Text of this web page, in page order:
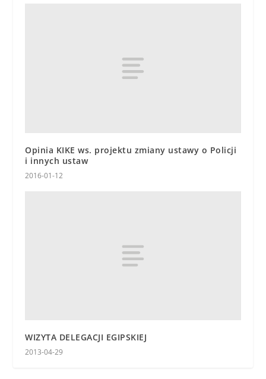
Opinia KIKE ws. projektu zmiany ustawy o Policji
i innych ustaw
2016-01-12
WIZYTA DELEGACJI EGIPSKIEJ
2013-04-29